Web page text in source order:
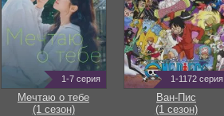
1-7 серия
Мечтаю о тебе
(1 сезон)
1-1172 серия
Ван-Пис
(1 сезон)